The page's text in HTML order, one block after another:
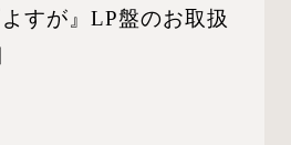
すが』LP盤のお取扱